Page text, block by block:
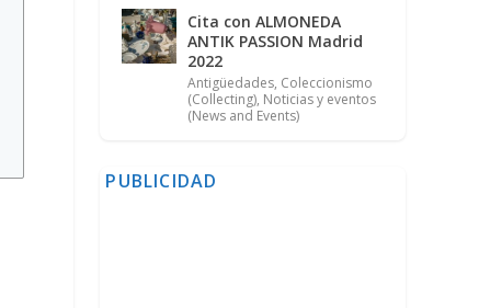
Cita con ALMONEDA
ANTIK PASSION Madrid
2022
Antigüedades, Coleccionismo
(Collecting), Noticias y eventos
(News and Events)
PUBLICIDAD